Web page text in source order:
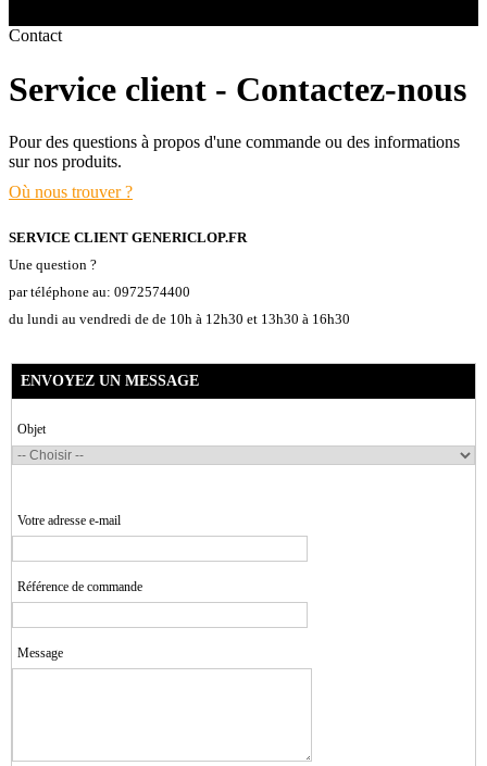
- LES PLUS VENDUS
- RECHERCHE AVANCÉE
Boxs
Boxs
L’AVIS DES MÉDECINS
LA PRESSE EN PARLE
Reportage Vox Pop ARTE
Interview France Bleu Genericlop
Contact
Service client - Contactez-nous
Pour des questions à propos d'une commande ou des informations
sur nos produits.
Où nous trouver ?
SERVICE CLIENT GENERICLOP.FR
Une question ?
par téléphone au: 0972574400
du lundi au vendredi de de 10h à 12h30 et 13h30 à 16h30
ENVOYEZ UN MESSAGE
Objet
Votre adresse e-mail
Référence de commande
Message